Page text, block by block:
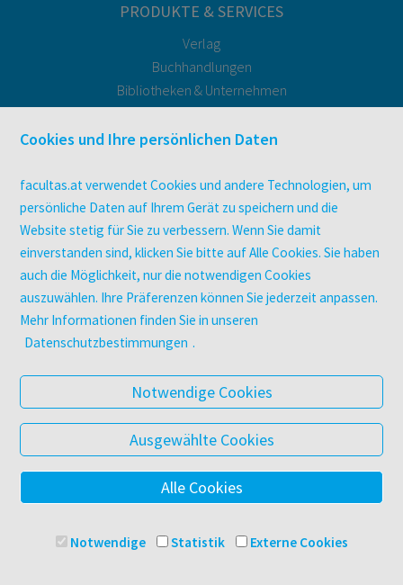
PRODUKTE & SERVICES
Verlag
Buchhandlungen
Bibliotheken & Unternehmen
Druckerei facultas druckt.
Zeitschriften
Digitale Angebote
UNTERNEHMEN
Über facultas
facultas Kooperationen
Arbeiten bei facultas
Datenschutz & Cookies
AGB
Barrierefreiheit
© 2025 Facultas Verlags- und Buchhandels AG
Cookies und Ihre persönlichen Daten
facultas.at verwendet Cookies und andere Technologien, um
persönliche Daten auf Ihrem Gerät zu speichern und die
Website stetig für Sie zu verbessern. Wenn Sie damit
einverstanden sind, klicken Sie bitte auf Alle Cookies. Sie haben
auch die Möglichkeit, nur die notwendigen Cookies
auszuwählen. Ihre Präferenzen können Sie jederzeit anpassen.
Mehr Informationen finden Sie in unseren
Datenschutzbestimmungen .
Notwendige Cookies
Ausgewählte Cookies
Alle Cookies
Notwendige Statistik Externe Cookies